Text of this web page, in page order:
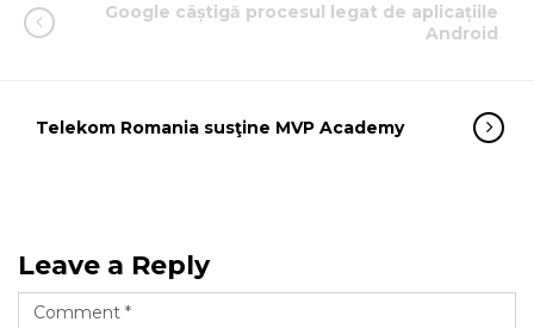
Google câștigă procesul legat de aplicațiile
Android
Telekom Romania susţine MVP Academy
Leave a Reply